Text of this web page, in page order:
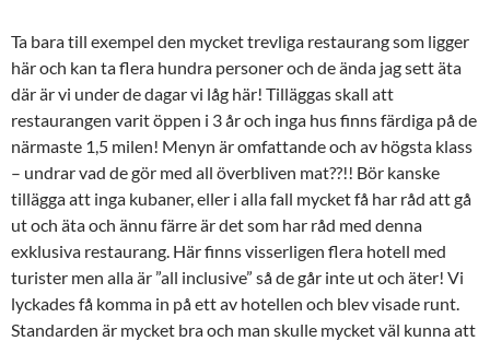
Ta bara till exempel den mycket trevliga restaurang som ligger
här och kan ta flera hundra personer och de ända jag sett äta
där är vi under de dagar vi låg här! Tilläggas skall att
restaurangen varit öppen i 3 år och inga hus finns färdiga på de
närmaste 1,5 milen! Menyn är omfattande och av högsta klass
– undrar vad de gör med all överbliven mat??!! Bör kanske
tillägga att inga kubaner, eller i alla fall mycket få har råd att gå
ut och äta och ännu färre är det som har råd med denna
exklusiva restaurang. Här finns visserligen flera hotell med
turister men alla är ”all inclusive” så de går inte ut och äter! Vi
lyckades få komma in på ett av hotellen och blev visade runt.
Standarden är mycket bra och man skulle mycket väl kunna att